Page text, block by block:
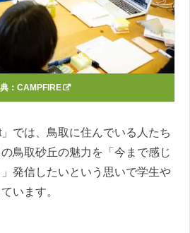
： CAMPFIRE
」では、鳥取に住んでいる人たち
鳥取砂丘の魅力を「今まで感じ
発信したいという思いで学生や
います。